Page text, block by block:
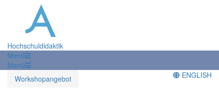
Hochschuldidaktik
Menü
Menü
Workshopangebot
ENGLISH